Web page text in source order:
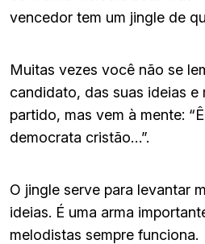
vencedor tem um jingle de
Muitas vezes você não se
candidato, das suas ideias e
partido, mas vem à mente:
democrata cristão…”.
O jingle serve para levantar
ideias. É uma arma
melodistas sempre funciona.